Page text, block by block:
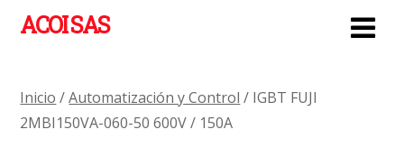
ACOI SAS
Inicio /Automatización y Control / IGBT FUJI
2MBI150VA-060-50 600V / 150A